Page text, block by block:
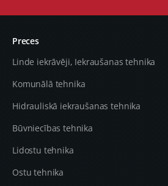
Preces
Linde iekrāvēji, Iekraušanas tehnika
Komunālā tehnika
Hidrauliskā iekraušanas tehnika
Būvniecības tehnika
Lidostu tehnika
Ostu tehnika